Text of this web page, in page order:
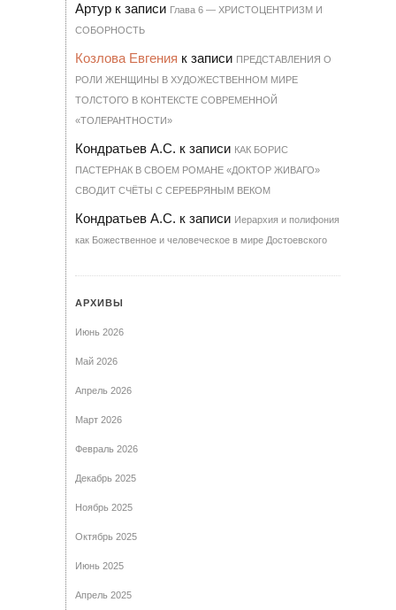
Артур к записи Гла­ва 6 — ХРИ­С­ТО­ЦЕН­Т­РИЗМ И
СО­БОР­НОСТЬ
Козлова Евгения к записи ПРЕДСТАВЛЕНИЯ О
РОЛИ ЖЕНЩИНЫ В ХУДОЖЕСТВЕННОМ МИРЕ
ТОЛСТОГО В КОНТЕКСТЕ СОВРЕМЕННОЙ
«ТОЛЕРАНТНОСТИ»
Кондратьев А.С. к записи КАК БОРИС
ПАСТЕРНАК В СВОЕМ РОМАНЕ «ДОКТОР ЖИВАГО»
СВОДИТ СЧЁТЫ С СЕРЕБРЯНЫМ ВЕКОМ
Кондратьев А.С. к записи Иерархия и полифония
как Божественное и человеческое в мире Достоевского
АРХИВЫ
Июнь 2026
Май 2026
Апрель 2026
Март 2026
Февраль 2026
Декабрь 2025
Ноябрь 2025
Октябрь 2025
Июнь 2025
Апрель 2025